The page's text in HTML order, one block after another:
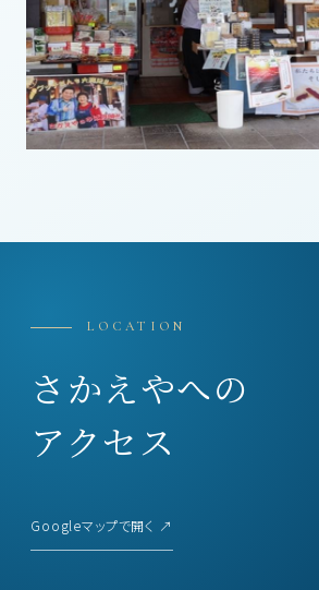
LOCATION
さかえやへの
アクセス
Googleマップで開く ↗